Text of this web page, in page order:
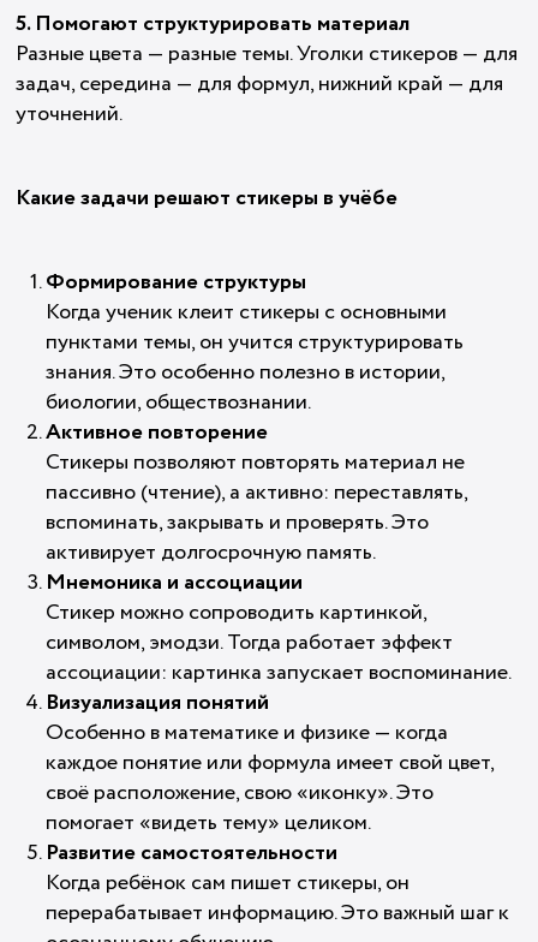
5. Помогают структурировать материал
Разные цвета — разные темы. Уголки стикеров — для
задач, середина — для формул, нижний край — для
уточнений.
Какие задачи решают стикеры в учёбе
Формирование структуры
Когда ученик клеит стикеры с основными
пунктами темы, он учится структурировать
знания. Это особенно полезно в истории,
биологии, обществознании.
Активное повторение
Стикеры позволяют повторять материал не
пассивно (чтение), а активно: переставлять,
вспоминать, закрывать и проверять. Это
активирует долгосрочную память.
Мнемоника и ассоциации
Стикер можно сопроводить картинкой,
символом, эмодзи. Тогда работает эффект
ассоциации: картинка запускает воспоминание.
Визуализация понятий
Особенно в математике и физике — когда
каждое понятие или формула имеет свой цвет,
своё расположение, свою «иконку». Это
помогает «видеть тему» целиком.
Развитие самостоятельности
Когда ребёнок сам пишет стикеры, он
перерабатывает информацию. Это важный шаг к